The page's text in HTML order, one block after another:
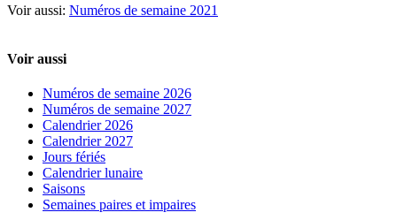
Voir aussi: Numéros de semaine 2021
Voir aussi
Numéros de semaine 2026
Numéros de semaine 2027
Calendrier 2026
Calendrier 2027
Jours fériés
Calendrier lunaire
Saisons
Semaines paires et impaires